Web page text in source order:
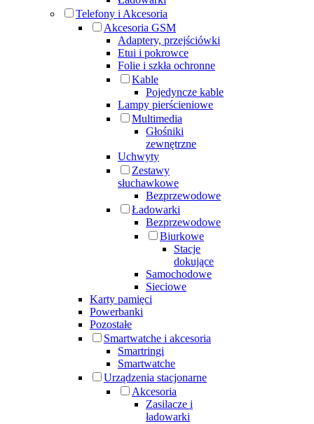
Telefony i Akcesoria
Akcesoria GSM
Adaptery, przejściówki
Etui i pokrowce
Folie i szkła ochronne
Kable
Pojedyncze kable
Lampy pierścieniowe
Multimedia
Głośniki
zewnętrzne
Uchwyty
Zestawy
słuchawkowe
Bezprzewodowe
Ładowarki
Bezprzewodowe
Biurkowe
Stacje
dokujące
Samochodowe
Sieciowe
Karty pamięci
Powerbanki
Pozostałe
Smartwatche i akcesoria
Smartringi
Smartwatche
Urządzenia stacjonarne
Akcesoria
Zasilacze i
ładowarki